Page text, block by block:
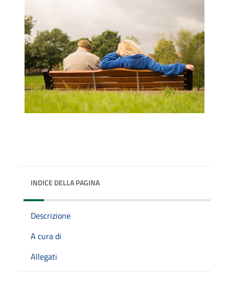
INDICE DELLA PAGINA
Descrizione
A cura di
Allegati